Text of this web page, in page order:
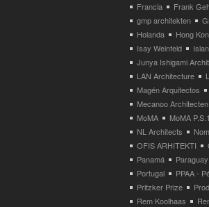
Francia
Frank
gmp architekten
Holanda
Hong
Isay Weinfeld
Junya Ishigami
LAN Architecture
Magén Arquitectos
Mecanoo Architecten
MoMA
MoMA P.S.1
NL Architects
OFIS ARHITEKTI
Panamá
Paraguay
Portugal
PPAA -
Pritzker Prize
Rem Koolhaas